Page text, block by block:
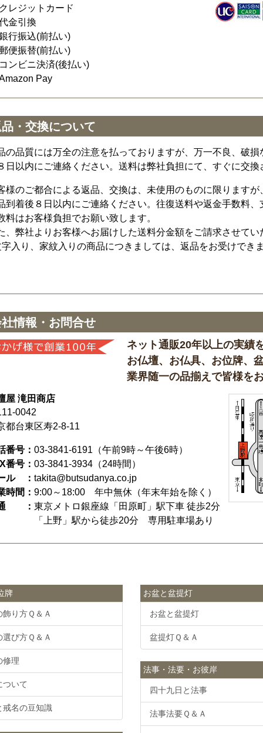
レジットカード
金引換
行振込(前払い)
便振替(前払い)
ンビニ決済(後払い)
Pay
・交換について
の品質には万全の注意を払っておりますが、万一不良、破
日以内にご連絡ください。送料は弊社負担にて、すぐに交
様のご都合による返品、交換は、未使用のものに限りますが
到着後８日以内にご連絡ください。往復送料や返金手数料
料はお客様負担でお願い致します。
、弊社よりお客様へお届けした送料分金額をご請求させてい
入り、家紋入りの商品につきましては、返品をお受けでき
情報・お問合せ
ネット通販20年以上の実績
お仏壇、お仏具、お位牌、
業界随一の品揃えで皆様を
屋 滝田商店
0042
都台東区寿2-8-11
番号： 03-3841-6191 （午前9時～午後6時）
番号： 03-3841-3934（24時間）
ル ： takita@butsudanya.co.jp
時間： 9:00～18:00 年中無休（年末年始を除く）
： 東京メトロ銀座線「田原町」駅下車 徒歩2分
「上野」駅から徒歩20分 専用駐車場あり
牌
飾り方Ｑ＆Ａ
選び方Ｑ＆Ａ
修理
ついて
戒名の豆知識
お盆と盆提灯
お盆と盆提灯
盆提灯Ｑ＆Ａ
法事・法要・お彼岸
四十九日と法事
法事法要Ｑ＆Ａ